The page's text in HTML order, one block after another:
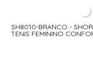
SH8010-BRANCO -
TENIS FEMININO